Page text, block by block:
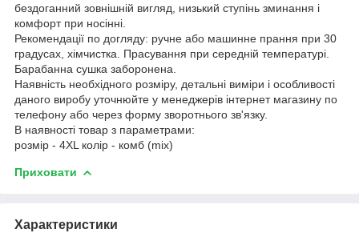
бездоганний зовнішній вигляд, низький ступінь зминання і
комфорт при носінні.
Рекомендації по догляду: ручне або машинне прання при 30
градусах, хімчистка. Прасування при середній температурі.
Барабанна сушка заборонена.
Наявність необхідного розміру, детальні виміри і особливості
даного виробу уточнюйте у менеджерів інтернет магазину по
телефону або через форму зворотнього зв'язку.
В наявності товар з параметрами:
розмір - 4XL колір - комб (mix)
Приховати
Характеристики